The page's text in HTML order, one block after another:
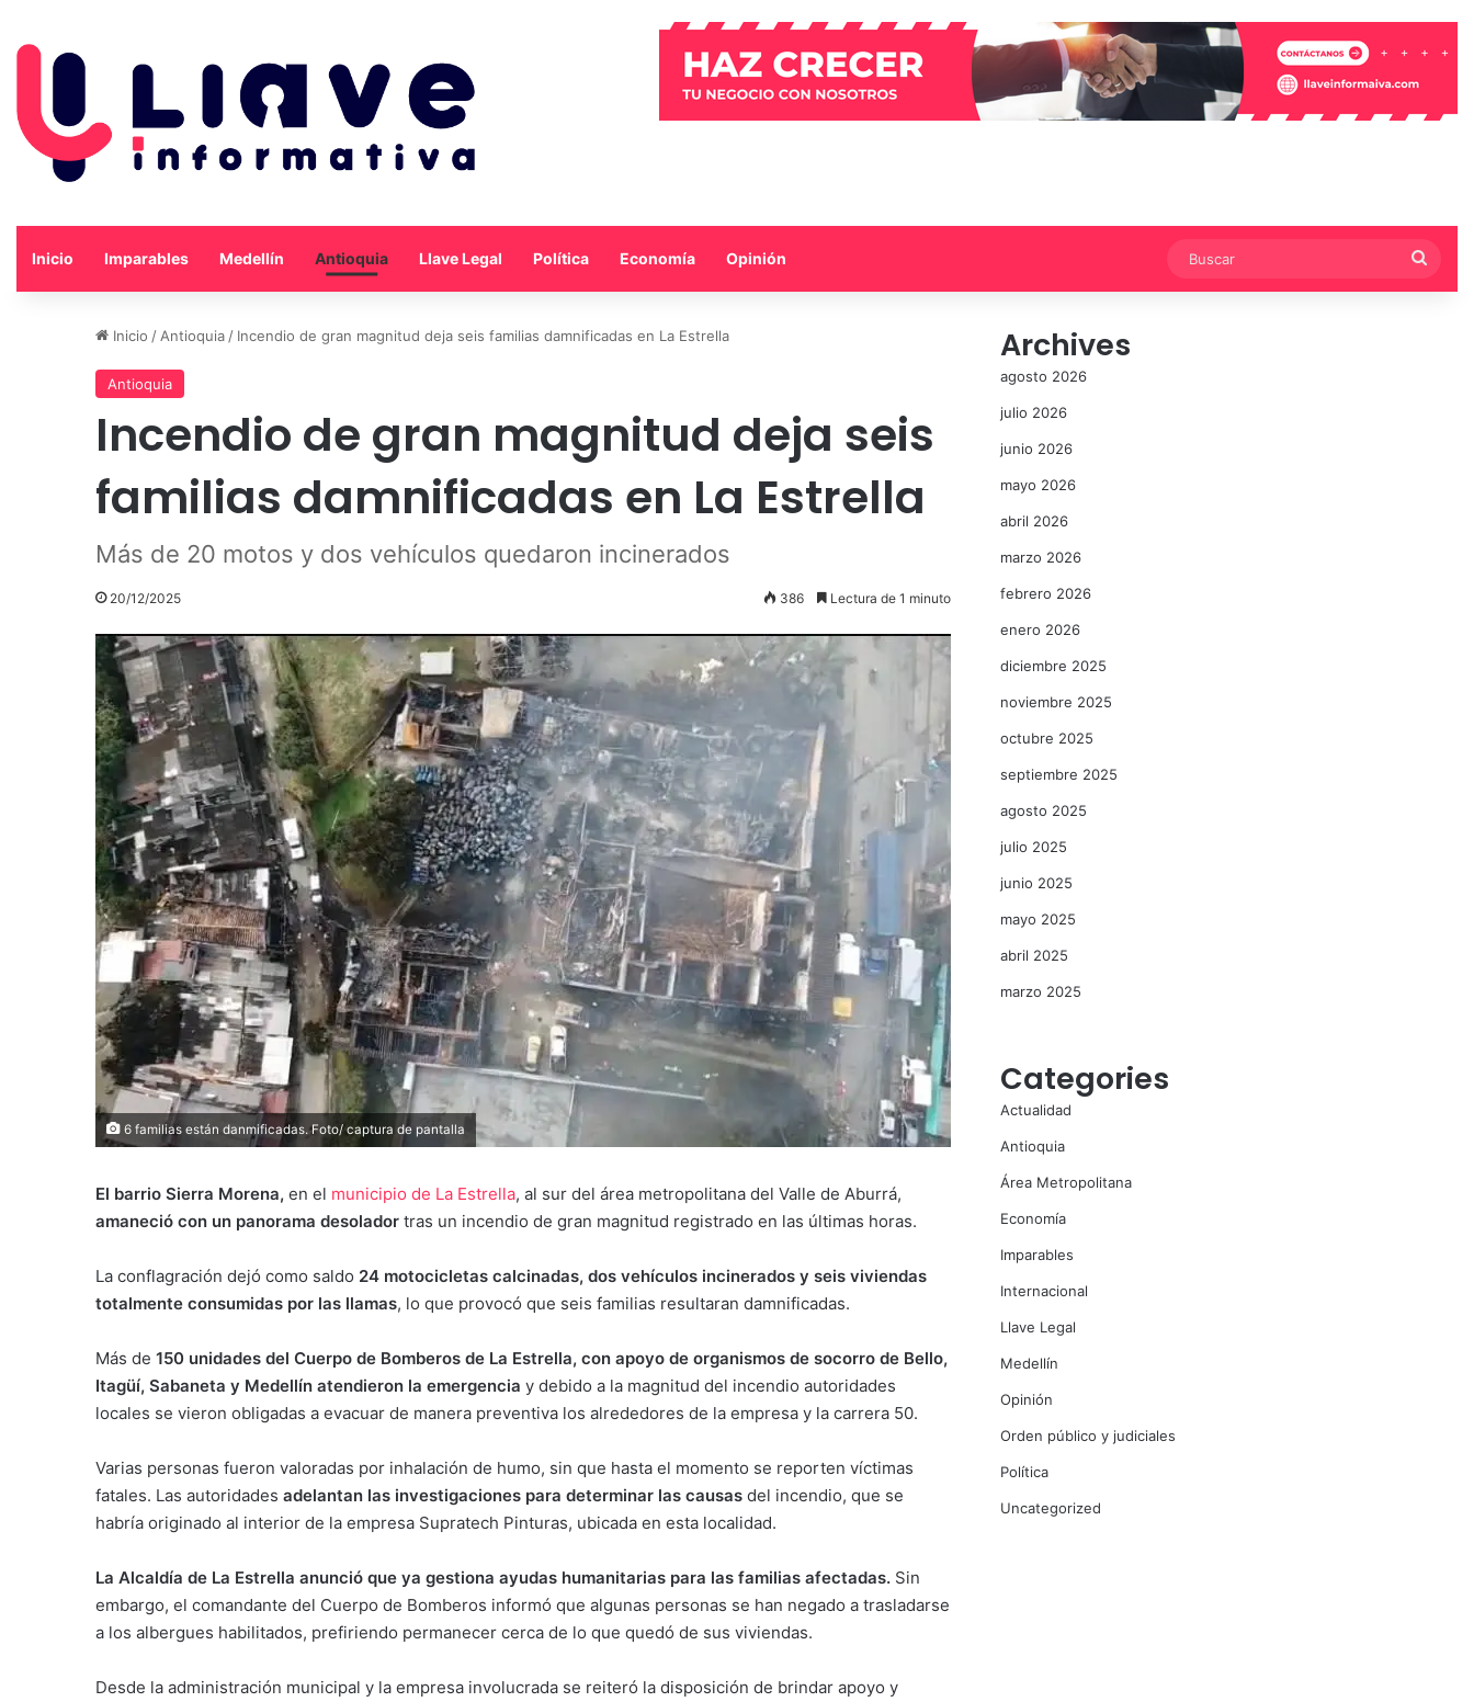
Inicio Imparables Medellín Antioquia Llave Legal Política Economía Opinión
Inicio / Antioquia / Incendio de gran magnitud deja seis familias damnificadas en La Estrella
Antioquia
Incendio de gran magnitud deja seis
familias damnificadas en La Estrella
Más de 20 motos y dos vehículos quedaron incinerados
20/12/2025 386 Lectura de 1 minuto
6 familias están danmificadas. Foto/ captura de pantalla
El barrio Sierra Morena, en el municipio de La Estrella, al sur del área metropolitana del Valle de Aburrá,
amaneció con un panorama desolador tras un incendio de gran magnitud registrado en las últimas horas.
La conflagración dejó como saldo 24 motocicletas calcinadas, dos vehículos incinerados y seis viviendas
totalmente consumidas por las llamas, lo que provocó que seis familias resultaran damnificadas.
Más de 150 unidades del Cuerpo de Bomberos de La Estrella, con apoyo de organismos de socorro de Bello,
Itagüí, Sabaneta y Medellín atendieron la emergencia y debido a la magnitud del incendio autoridades
locales se vieron obligadas a evacuar de manera preventiva los alrededores de la empresa y la carrera 50.
Varias personas fueron valoradas por inhalación de humo, sin que hasta el momento se reporten víctimas
fatales. Las autoridades adelantan las investigaciones para determinar las causas del incendio, que se
habría originado al interior de la empresa Supratech Pinturas, ubicada en esta localidad.
La Alcaldía de La Estrella anunció que ya gestiona ayudas humanitarias para las familias afectadas. Sin
embargo, el comandante del Cuerpo de Bomberos informó que algunas personas se han negado a trasladarse
a los albergues habilitados, prefiriendo permanecer cerca de lo que quedó de sus viviendas.
Desde la administración municipal y la empresa involucrada se reiteró la disposición de brindar apoyo y
Archives
agosto 2026
julio 2026
junio 2026
mayo 2026
abril 2026
marzo 2026
febrero 2026
enero 2026
diciembre 2025
noviembre 2025
octubre 2025
septiembre 2025
agosto 2025
julio 2025
junio 2025
mayo 2025
abril 2025
marzo 2025
Categories
Actualidad
Antioquia
Área Metropolitana
Economía
Imparables
Internacional
Llave Legal
Medellín
Opinión
Orden público y judiciales
Política
Uncategorized